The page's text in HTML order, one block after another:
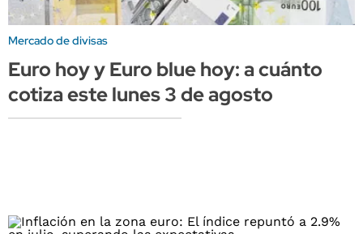
Mercado de divisas
Euro hoy y Euro blue hoy: a cuánto
cotiza este lunes 3 de agosto